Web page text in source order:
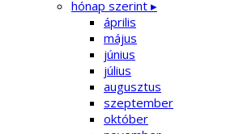
hónap szerint ▸
április
május
június
július
augusztus
szeptember
október